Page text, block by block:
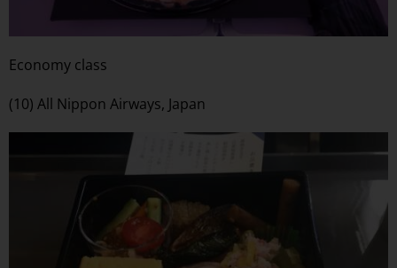
Economy class
(10) All Nippon Airways, Japan